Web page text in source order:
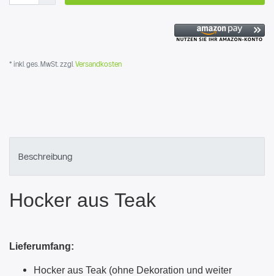
* inkl. ges. MwSt. zzgl. Versandkosten
Beschreibung
Hocker aus Teak
Lieferumfang:
Hocker aus Teak (ohne Dekoration und weiter